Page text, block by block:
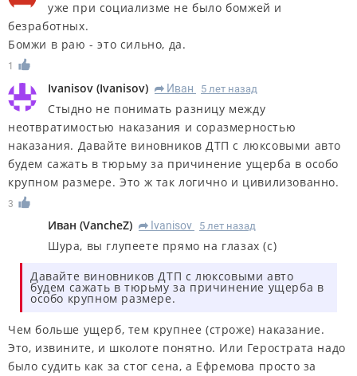
уже при социализме не было бомжей и
безработных.
Бомжи в раю - это сильно, да.
1
Ivanisov (Ivanisov) R Иван 5 лет назад
Стыдно не понимать разницу между
неотвратимостью наказания и соразмерностью
наказания. Давайте виновников ДТП с люксовыми авто
будем сажать в тюрьму за причинение ущерба в особо
крупном размере. Это ж так логично и цивилизованно.
3
Иван (VancheZ) R Ivanisov 5 лет назад
Шура, вы глупеете прямо на глазах (с)
Давайте виновников ДТП с люксовыми авто
будем сажать в тюрьму за причинение ущерба в
особо крупном размере.
Чем больше ущерб, тем крупнее (строже) наказание.
Это, извините, и школоте понятно. Или Герострата надо
было судить как за стог сена, а Ефремова просто за